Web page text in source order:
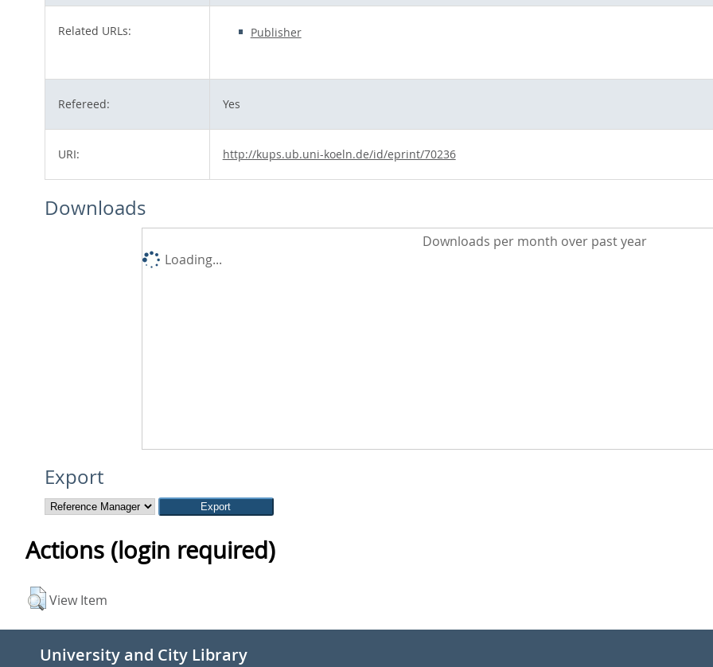
Related URLs: Publisher
Refereed: Yes
URI: http://kups.ub.uni-koeln.de/id/eprint/70236
Downloads
Downloads per month over past year
Loading...
Export
Actions (login required)
View Item
University and City Library